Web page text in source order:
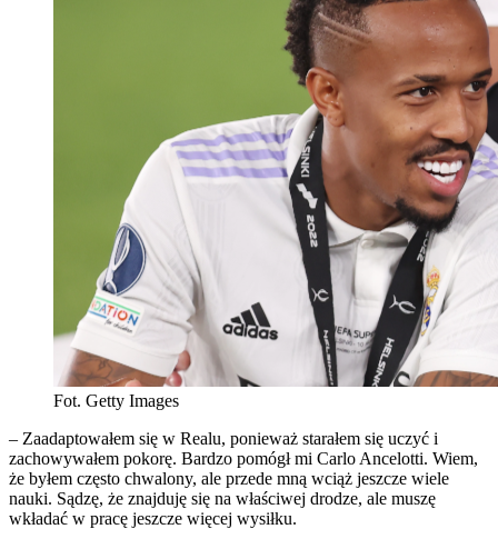
Fot. Getty Images
– Zaadaptowałem się w Realu, ponieważ starałem się uczyć i
zachowywałem pokorę. Bardzo pomógł mi Carlo Ancelotti. Wiem,
że byłem często chwalony, ale przede mną wciąż jeszcze wiele
nauki. Sądzę, że znajduję się na właściwej drodze, ale muszę
wkładać w pracę jeszcze więcej wysiłku.